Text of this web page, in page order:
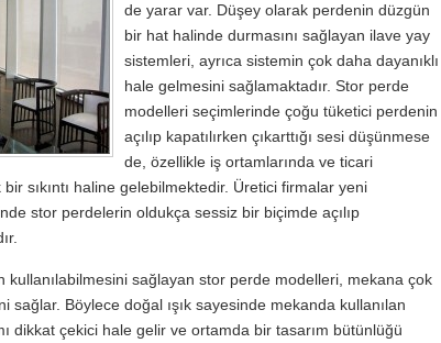
de yarar var. Düşey olarak perdenin düzgün
bir hat halinde durmasını sağlayan ilave yay
sistemleri, ayrıca sistemin çok daha dayanıklı
hale gelmesini sağlamaktadır. Stor perde
modelleri seçimlerinde çoğu tüketici perdenin
açılıp kapatılırken çıkarttığı sesi düşünmese
de, özellikle iş ortamlarında ve ticari
sıkıntı haline gelebilmektedir. Üretici firmalar yeni
stor perdelerin oldukça sessiz bir biçimde açılıp
kullanılabilmesini sağlayan stor perde modelleri, mekana çok
sağlar. Böylece doğal ışık sayesinde mekanda kullanılan
dikkat çekici hale gelir ve ortamda bir tasarım bütünlüğü